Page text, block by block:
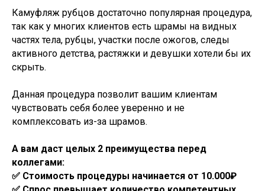
Камуфляж рубцов достаточно популярная процедура,
так как у многих клиентов есть шрамы на видных
частях тела, рубцы, участки после ожогов, следы
активного детства, растяжки и девушки хотели бы их
скрыть.
Данная процедура позволит вашим клиентам
чувствовать себя более уверенно и не
комплексовать из-за шрамов.
А вам даст целых 2 преимущества перед
коллегами:
✅ Стоимость процедуры начинается от 10.000₽